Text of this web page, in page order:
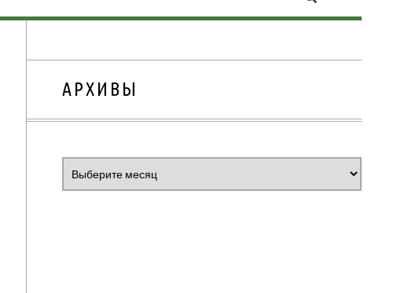
АРХИВЫ